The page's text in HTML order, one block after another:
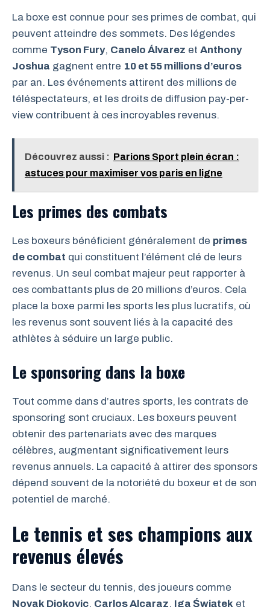
La boxe est connue pour ses primes de combat, qui
peuvent atteindre des sommets. Des légendes
comme Tyson Fury, Canelo Álvarez et Anthony
Joshua gagnent entre 10 et 55 millions d’euros
par an. Les événements attirent des millions de
téléspectateurs, et les droits de diffusion pay-per-
view contribuent à ces incroyables revenus.
Découvrez aussi : Parions Sport plein écran :
astuces pour maximiser vos paris en ligne
Les primes des combats
Les boxeurs bénéficient généralement de primes
de combat qui constituent l’élément clé de leurs
revenus. Un seul combat majeur peut rapporter à
ces combattants plus de 20 millions d’euros. Cela
place la boxe parmi les sports les plus lucratifs, où
les revenus sont souvent liés à la capacité des
athlètes à séduire un large public.
Le sponsoring dans la boxe
Tout comme dans d’autres sports, les contrats de
sponsoring sont cruciaux. Les boxeurs peuvent
obtenir des partenariats avec des marques
célèbres, augmentant significativement leurs
revenus annuels. La capacité à attirer des sponsors
dépend souvent de la notoriété du boxeur et de son
potentiel de marché.
Le tennis et ses champions aux
revenus élevés
Dans le secteur du tennis, des joueurs comme
Novak Djokovic, Carlos Alcaraz, Iga Świątek et